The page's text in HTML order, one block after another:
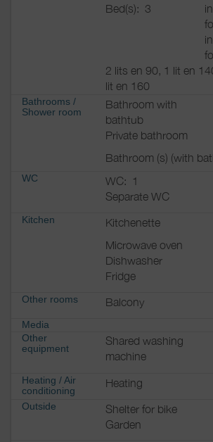
Bed(s): 3
2 lits en 90, 1 lit en
lit en 160
Bathrooms /
Shower room
Bathroom with
bathtub
Private bathroom
Bathroom (s) (with
WC WC:
1
Separate WC
Kitchen
Kitchenette
Microwave oven
Dishwasher
Fridge
Other rooms Balcony
Media
Other
equipment
Shared washing
machine
Heating / Air
conditioning
Heating
Outside
Shelter for bike
Garden